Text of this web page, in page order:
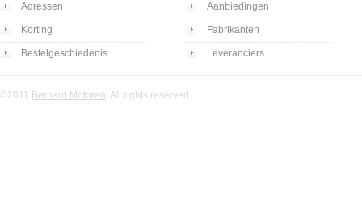
Adressen
Korting
Bestelgeschiedenis
Aanbiedingen
Fabrikanten
Leveranciers
©2011 Bernard Motoren. All rights reserved